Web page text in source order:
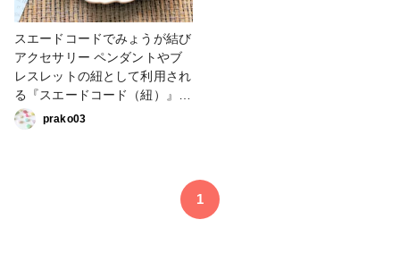
スエードコードでみょうが結び
アクセサリー ペンダントやブ
レスレットの紐として利用され
る『スエードコード（紐）』。
最近ではカラフルな色もよく見
かけます。100均などでも手に
やすいです。 今回は、そんな
アレンジの中から、みょうが結
prako03
1